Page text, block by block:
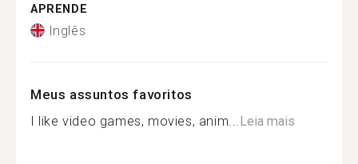
APRENDE
Inglês
Meus assuntos favoritos
I like video games, movies, anim... Leia mais